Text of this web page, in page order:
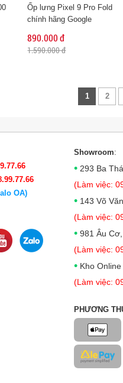
Ốp lưng Pixel 9 Pro Fold
chính hãng Google
890.000 đ
1.590.000 đ
1 2
OA)
Showroom:
• 293 Ba
(Làm việc:
• 143 Võ
(Làm việc:
• 981 Âu
(Làm việc:
• Kho
(Làm việc:
PHƯƠNG